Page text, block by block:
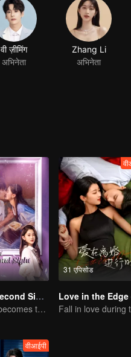
वी ज़ीमिंग
अभिनेता
Zhang Li
अभिनेता
Love at Second Sight
Poor guy becomes the domineering CEO and pursues his first love
31 एपिसोड
वीआईपी